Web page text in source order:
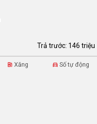
Trả trước: 146 triệu
ev_station Xăng directions_car Số tự động